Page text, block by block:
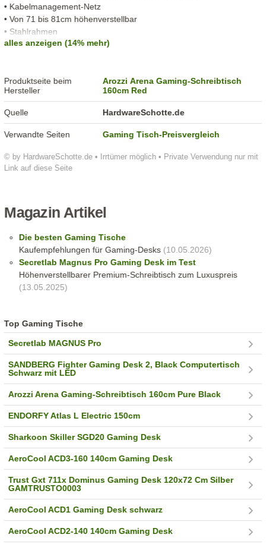
© by HardwareSchotte.de • Irrtümer möglich • Private Verwendung nur mit
Link auf diese Seite
• Kabelmanagement-Netz
• Von 71 bis 81cm höhenverstellbar
• Stahlrahmen
• Bis zu 80kg Tragfähigkeit
alles anzeigen (14% mehr)
Produktseite beim
Hersteller
Arozzi Arena Gaming-Schreibtisch
160cm Red
Quelle HardwareSchotte.de
Verwandte Seiten Gaming Tisch-Preisvergleich
Magazin Artikel
Die besten Gaming Tische
Kaufempfehlungen für Gaming-Desks(10.05.2026)
Secretlab Magnus Pro Gaming Desk im Test
Höhenverstellbarer Premium-Schreibtisch zum Luxuspreis
(13.05.2025)
Top Gaming Tische
Secretlab MAGNUS Pro
SANDBERG Fighter Gaming Desk 2, Black Computertisch
Schwarz mit LED
Arozzi Arena Gaming-Schreibtisch 160cm Pure Black
ENDORFY Atlas L Electric 150cm
Sharkoon Skiller SGD20 Gaming Desk
AeroCool ACD3-160 140cm Gaming Desk
Trust Gxt 711x Dominus Gaming Desk 120x72 Cm Silber
GAMTRUSTO0003
AeroCool ACD1 Gaming Desk schwarz
AeroCool ACD2-140 140cm Gaming Desk